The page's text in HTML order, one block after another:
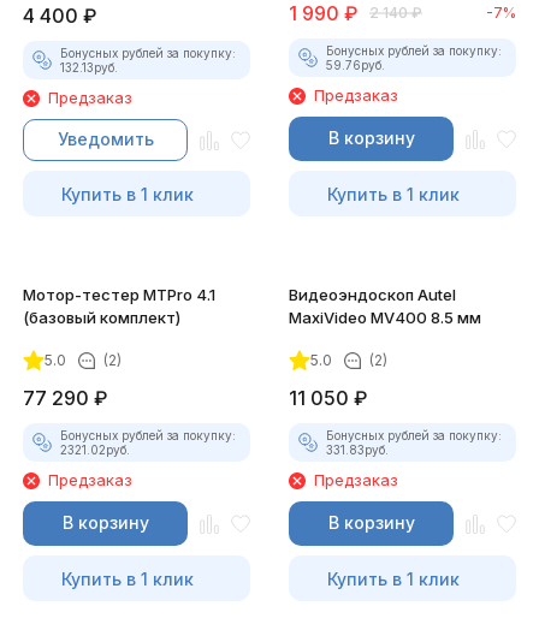
4 400 ₽
Бонусных рублей за покупку:
132.13руб.
Предзаказ
Уведомить
Купить в 1 клик
1 990 ₽ 2 140 ₽ -7%
Бонусных рублей за покупку:
59.76руб.
Предзаказ
В корзину
Купить в 1 клик
Мотор-тестер MTPro 4.1
(базовый комплект)
5.0 (2)
77 290 ₽
Бонусных рублей за покупку:
2321.02руб.
Предзаказ
В корзину
Купить в 1 клик
Видеоэндоскоп Autel
MaxiVideo MV400 8.5 мм
5.0 (2)
11 050 ₽
Бонусных рублей за покупку:
331.83руб.
Предзаказ
В корзину
Купить в 1 клик